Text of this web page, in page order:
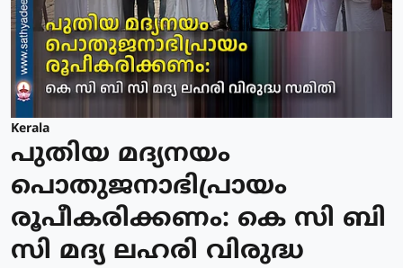
Kerala
പുതിയ മദ്യനയം
പൊതുജനാഭിപ്രായം
രൂപീകരിക്കണം: കെ സി ബി
സി മദ്യ ലഹരി വിരുദ്ധ